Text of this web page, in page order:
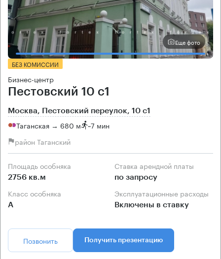
Еще фото
БЕЗ КОМИССИИ
Бизнес-центр
Пестовский 10 с1
Москва, Пестовский переулок, 10 с1
Таганская → 680 м ~7 мин
район Таганский
Площадь особняка
2756 кв.м
Ставка арендной платы
по запросу
Класс особняка
А
Эксплуатационные расходы
Включены в ставку
Позвонить Получить презентацию